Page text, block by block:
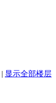
| 显示全部楼层